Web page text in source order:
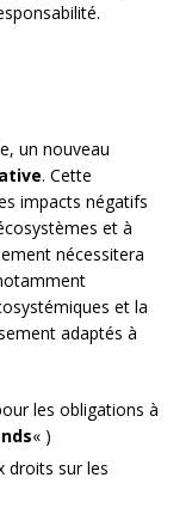
un nouveau
. Cette
impacts négatifs
et à
nécessitera
et la
adaptés à
les obligations à
« )
droits sur les